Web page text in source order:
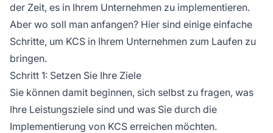
der Zeit, es in Ihrem Unternehmen zu implementieren.
Aber wo soll man anfangen? Hier sind einige einfache
Schritte, um KCS in Ihrem Unternehmen zum Laufen zu
bringen.
Schritt 1: Setzen Sie Ihre Ziele
Sie können damit beginnen, sich selbst zu fragen, was
Ihre Leistungsziele sind und was Sie durch die
Implementierung von KCS erreichen möchten.